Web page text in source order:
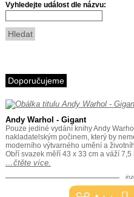
Vyhledejte událost dle názvu:
Doporučujeme
Andy Warhol - Gigant
Pouze jediné vydání knihy Andy
nakladatelským počinem, který by
moderního výtvarného umění a
Obří svazek měří 43 x 33 cm a váží 7,5
…čtěte více.